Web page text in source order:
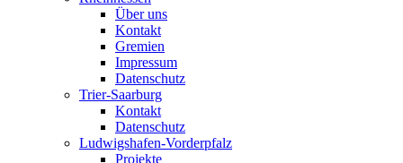
Über uns
Kontakt
Gremien
Impressum
Datenschutz
Trier-Saarburg
Kontakt
Datenschutz
Ludwigshafen-Vorderpfalz
Projekte